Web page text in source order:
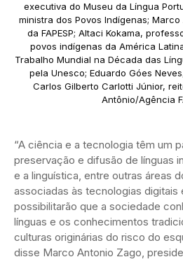
executiva do Museu da Língua
ministra dos Povos Indígenas;
da FAPESP; Altaci Kokama,
povos indígenas da América
Trabalho Mundial na Década das
pela Unesco; Eduardo Góes
Carlos Gilberto Carlotti Júnior,
Antônio/Agência
“A ciência e a tecnologia têm um
preservação e difusão de línguas
e a linguística, entre outras áreas
associadas às tecnologias digitais
possibilitarão que a sociedade
línguas e os conhecimentos
culturas originárias do risco do
disse Marco Antonio Zago,